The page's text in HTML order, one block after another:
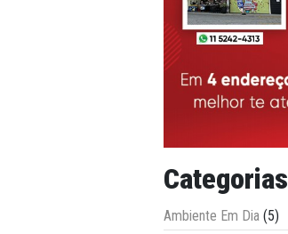
Categorias
Ambiente Em Dia (5)